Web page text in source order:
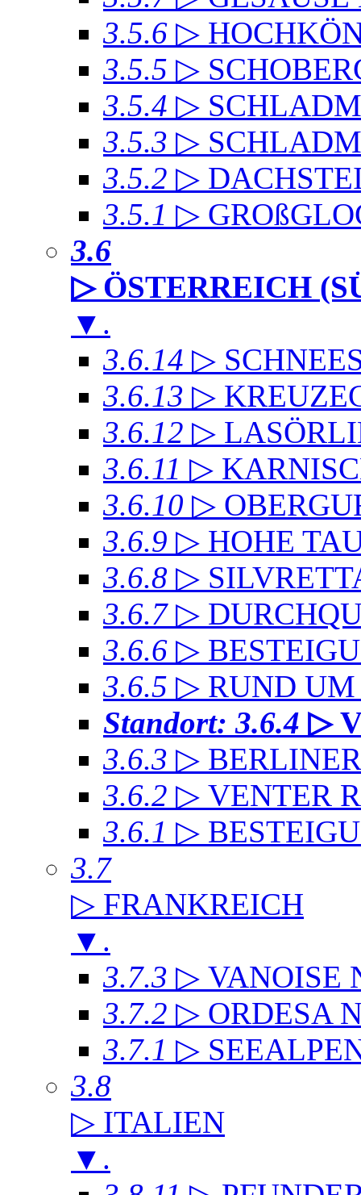
3.5.6 ▷
3.5.5 ▷
3.5.4 ▷
3.5.3 ▷
3.5.2 ▷
3.5.1 ▷
3.6
▷ ÖSTERREICH
▼ .
3.6.14 ▷
3.6.13 ▷
3.6.12 ▷
3.6.11 ▷
3.6.10 ▷
3.6.9 ▷ HOHE
3.6.8 ▷
3.6.7 ▷
3.6.6 ▷
3.6.5 ▷ RUND
Standort: 3.6.4 ▷
3.6.3 ▷
3.6.2 ▷ VENTER
3.6.1 ▷
3.7
▷ FRANKREICH
▼ .
3.7.3 ▷ VANOISE
3.7.2 ▷ ORDESA
3.7.1 ▷
3.8
▷ ITALIEN
▼ .